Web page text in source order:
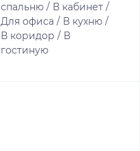
спальню / В кабинет /
Для офиса / В кухню /
В коридор / В
гостиную